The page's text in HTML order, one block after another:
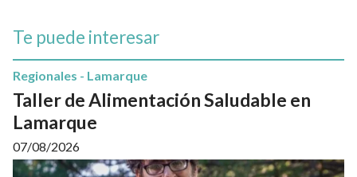
Te puede interesar
Taller de Alimentación Saludable en
Lamarque
Regionales - Lamarque
07/08/2026